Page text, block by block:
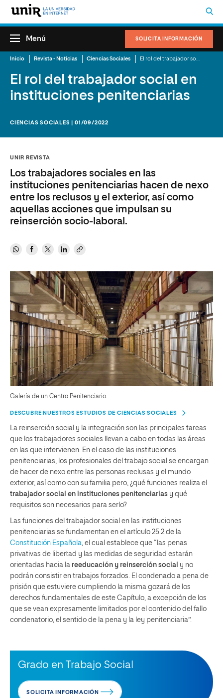
SOLICITA INFORMACIÓN
Menú
Inicio Revista - Noticias Ciencias Sociales
El rol del trabajador social en
instituciones penitenciarias
CIENCIAS SOCIALES | 01/09/2022
UNIR REVISTA
Los trabajadores sociales en las
instituciones penitenciarias hacen de nexo
entre los reclusos y el exterior, así como
aquellas acciones que impulsan su
reinserción socio-laboral.
Galería de un Centro Penitenciario.
DESCUBRE NUESTROS ESTUDIOS DE CIENCIAS SOCIALES
La reinserción social y la integración son las principales tareas
que los trabajadores sociales llevan a cabo en todas las áreas
en las que intervienen. En el caso de las instituciones
penitenciarias, los profesionales del trabajo social se encargan
de hacer de nexo entre las personas reclusas y el mundo
exterior, así como con su familia pero, ¿qué funciones realiza el
trabajador social en instituciones penitenciarias y qué
requisitos son necesarios para serlo?
Las funciones del trabajador social en las instituciones
penitenciarias se fundamentan en el artículo 25.2 de la
Constitución Española , el cual establece que “las penas
privativas de libertad y las medidas de seguridad estarán
orientadas hacia la reeducación y reinserción social y no
podrán consistir en trabajos forzados. El condenado a pena de
prisión que estuviere cumpliendo la misma gozará de los
derechos fundamentales de este Capítulo, a excepción de los
que se vean expresamente limitados por el contenido del fallo
condenatorio, el sentido de la pena y la ley penitenciaria”.
Grado en Trabajo Social
SOLICITA INFORMACIÓN